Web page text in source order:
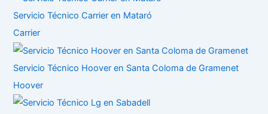
Servicio Técnico Carrier en Mataró
Carrier
Servicio Técnico Hoover en Santa Coloma de Gramenet
Hoover